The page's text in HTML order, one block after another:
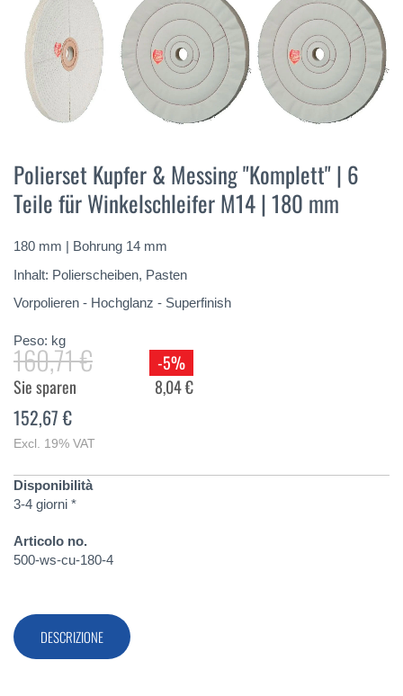
della
galleria
di
Polierset Kupfer & Messing "Komplett" | 6
Teile für Winkelschleifer M14 | 180 mm
180 mm | Bohrung 14 mm
Inhalt: Polierscheiben, Pasten
Vorpolieren - Hochglanz - Superfinish
Peso: kg
160,71 €
-5%
Sie sparen
8,04 €
152,67 €
Excl. 19% VAT
Disponibilità
3-4 giorni *
Articolo no.
500-ws-cu-180-4
DESCRIZIONE